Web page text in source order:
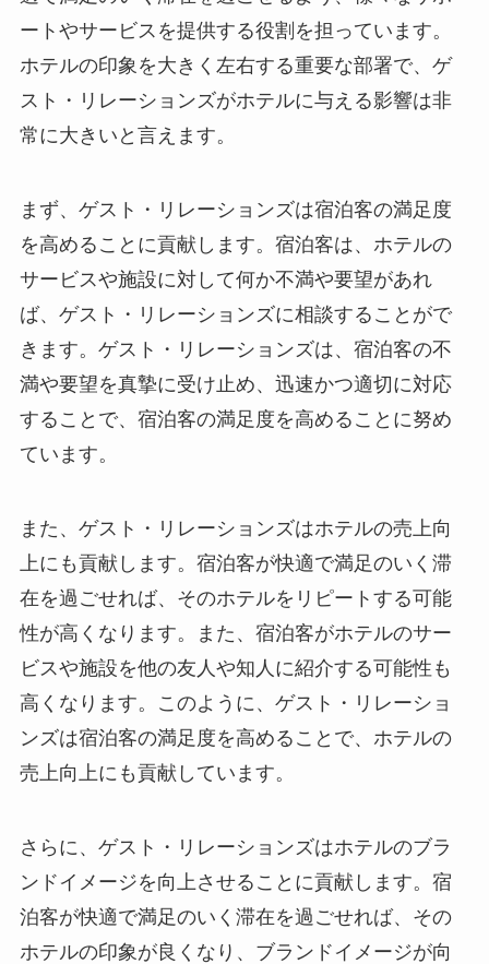
ートやサービスを提供する役割を担っています。
ホテルの印象を大きく左右する重要な部署で、ゲ
スト・リレーションズがホテルに与える影響は非
常に大きいと言えます。
まず、ゲスト・リレーションズは宿泊客の満足度
を高めることに貢献します。宿泊客は、ホテルの
サービスや施設に対して何か不満や要望があれ
ば、ゲスト・リレーションズに相談することがで
きます。ゲスト・リレーションズは、宿泊客の不
満や要望を真摯に受け止め、迅速かつ適切に対応
することで、宿泊客の満足度を高めることに努め
ています。
また、ゲスト・リレーションズはホテルの売上向
上にも貢献します。宿泊客が快適で満足のいく滞
在を過ごせれば、そのホテルをリピートする可能
性が高くなります。また、宿泊客がホテルのサー
ビスや施設を他の友人や知人に紹介する可能性も
高くなります。このように、ゲスト・リレーショ
ンズは宿泊客の満足度を高めることで、ホテルの
売上向上にも貢献しています。
さらに、ゲスト・リレーションズはホテルのブラ
ンドイメージを向上させることに貢献します。宿
泊客が快適で満足のいく滞在を過ごせれば、その
ホテルの印象が良くなり、ブランドイメージが向